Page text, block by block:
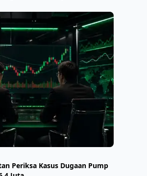
Periksa Kasus Dugaan Pump